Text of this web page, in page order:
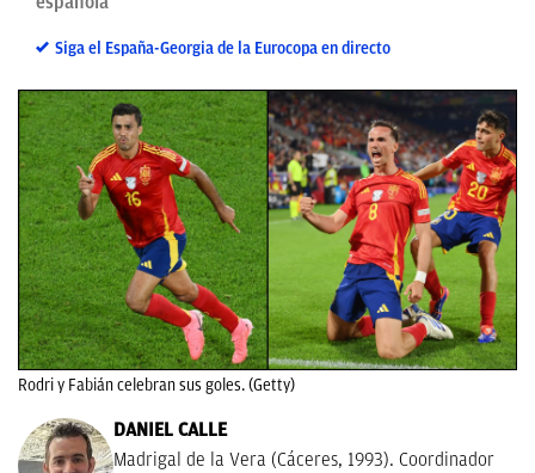
Siga el España-Georgia de la Eurocopa en directo
Rodri y Fabián celebran sus goles. (Getty)
DANIEL CALLE
Madrigal de la Vera (Cáceres, 1993). Coordinador